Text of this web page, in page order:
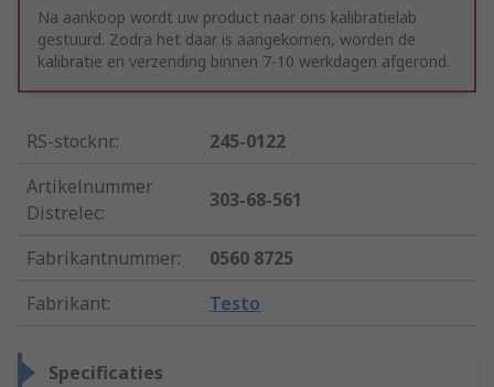
Na aankoop wordt uw product naar ons kalibratielab
gestuurd. Zodra het daar is aangekomen, worden de
kalibratie en verzending binnen 7-10 werkdagen afgerond.
RS-stocknr.:
245-0122
Artikelnummer
Distrelec:
303-68-561
Fabrikantnummer:
0560 8725
Fabrikant: Testo
Specificaties